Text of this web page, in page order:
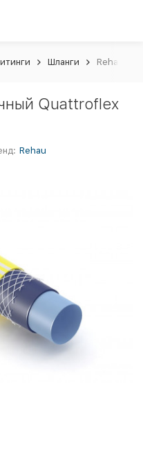
Шланги Rehau
Quattroflex
Rehau